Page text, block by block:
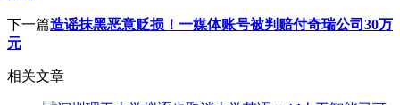
下一篇造谣抹黑恶意贬损！一媒体账号被判赔付奇瑞公司30万
元
相关文章